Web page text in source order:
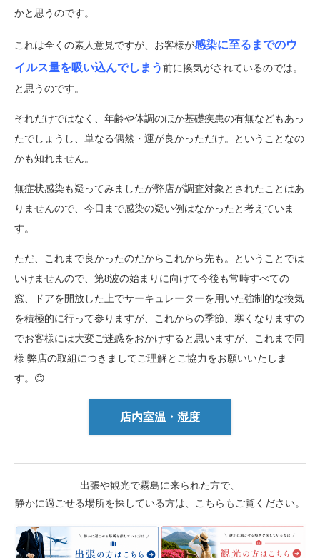
かと思うのです。
これは全くの素人意見ですが、お客様が感染に至るまでのウ
イルス量を吸い込んでしまう 前に換気がされているのでは。
と思うのです。
それだけではなく、年齢や体調のほか基礎疾患の有無などもあっ
たでしょうし、単なる偶然・運が良かっただけ。ということなの
かも知れません。
無症状感染も疑ってみましたが弊店が調査対象とされたことはあ
りませんので、今日まで感染の疑い例はなかったと考えていま
す。
ただ、これまで良かったのだからこれから先も。ということでは
いけませんので、第8波の始まりに向けて今後も常時すべての
窓、ドアを開放した上でサーキュレーターを用いた強制的な換気
を積極的に行って参りますが、これからの季節、寒くなりますの
でお客様には大変ご迷惑をおかけすると思いますが、これまで同
様 弊店の取組につきましてご理解とご協力をお願いいたしま
す。😊
店内室温・湿度
出張や観光で霧島に来られた方で、
静かに過ごせる場所を探している方は、こちらもご覧ください。